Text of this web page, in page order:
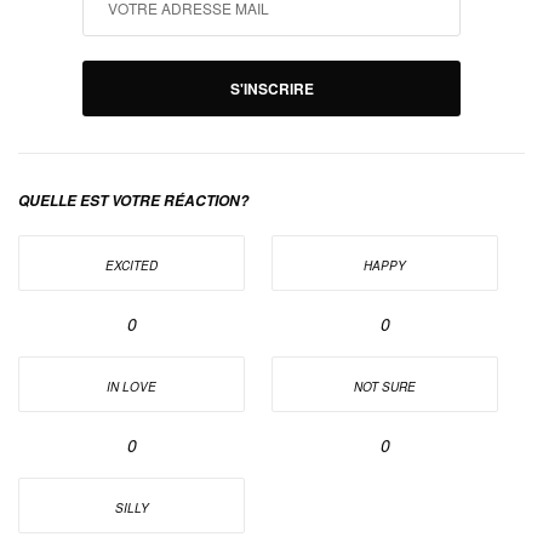
S'INSCRIRE
QUELLE EST VOTRE RÉACTION?
EXCITED
0
HAPPY
0
IN LOVE
0
NOT SURE
0
SILLY